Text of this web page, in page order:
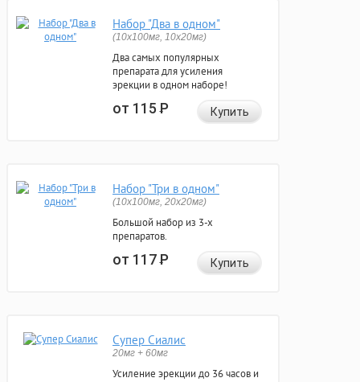
Набор "Два в одном"
(10x100мг, 10x20мг)
Два самых популярных
препарата для усиления
эрекции в одном наборе!
от 115Р Купить
Набор "Три в одном"
(10x100мг, 20x20мг)
Большой набор из 3-х
препаратов.
от 117Р Купить
Супер Сиалис
20мг + 60мг
Усиление эрекции до 36 часов и